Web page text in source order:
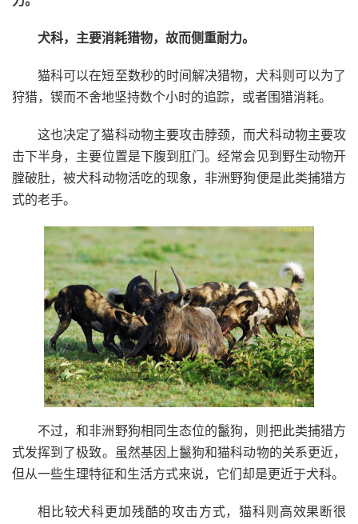
犬科，主要消耗猎物，故而侧重耐力。
猫科可以在短至数秒的时间解决猎物，犬科则可以为了
狩猎，锲而不舍地坚持数个小时的追踪，或者围猎消耗。
这也决定了猫科动物主要攻击脖颈，而犬科动物主要攻
击下半身，主要位置是下腹到肛门。经常会见到野生动物开
膛破肚，被犬科动物活吃的现象，非洲野狗便是此类捕猎方
式的老手。
不过，和非洲野狗相同生态位的鬣狗，则把此类捕猎方
式发挥到了极致。虽然基因上鬣狗和猫科动物的关系更近，
但从一些生理特征和生活方式来说，它们却是更近于犬科。
相比较犬科更加残酷的攻击方式，猫科则高效果断很